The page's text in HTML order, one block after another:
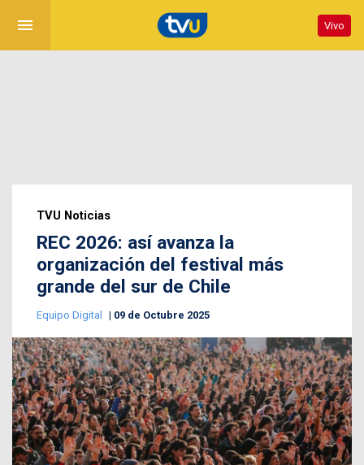
menu Vivo
TVU Noticias
REC 2026: así avanza la
organización del festival más
grande del sur de Chile
Equipo Digital 09 de Octubre 2025